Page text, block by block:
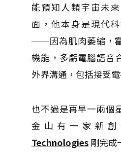
能預知人類宇宙未
面，他本身是現代
──因為肌肉萎縮，
機能，多虧電腦語音
外界溝通，包括接受
也不過是再早一兩個
金山有一家新
Technologies剛完成